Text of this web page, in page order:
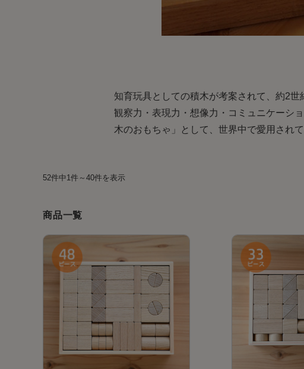
知育玩具としての積木が考案されて、約2
観察力・表現力・想像力・コミュニケーシ
木のおもちゃ」として、世界中で愛用されて
52件中1件～40件を表示
商品一覧